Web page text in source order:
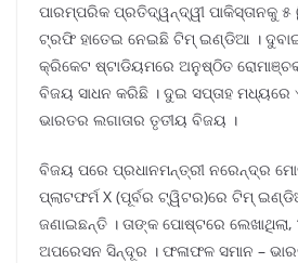
ପାରମ୍ପରିକ ପ୍ରତିଦ୍ୱନ୍ଦ୍ୱୀ ପାକିସ୍ତାନକୁ
ଟ୍ରଫି ହାତେଇ ନେଇଛି ଟିମ୍ ଇଣ୍ଡିଆ ।
କ୍ରିକେଟ ଷ୍ଟାଡିୟମରେ ଅନୁଷ୍ଠିତ
ବିଜୟ ସାଧନ କରିଛି । ଦୁଇ ସପ୍ତାହ ମଧ୍ୟରେ
ଭାରତର ଲଗାତାର ତୃତୀୟ ବିଜୟ ।
ବିଜୟ ପରେ ପ୍ରଧାନମନ୍ତ୍ରୀ ନରେନ୍ଦ୍ର
ପ୍ଲାଟଫର୍ମ X (ପୂର୍ବର ଟ୍ୱିଟର)ରେ ଟିମ୍
ଜଣାଇଛନ୍ତି । ତାଙ୍କ ପୋଷ୍ଟରେ
ଅପରେସନ ସିନ୍ଦୂର । ଫଳାଫଳ ସମାନ –